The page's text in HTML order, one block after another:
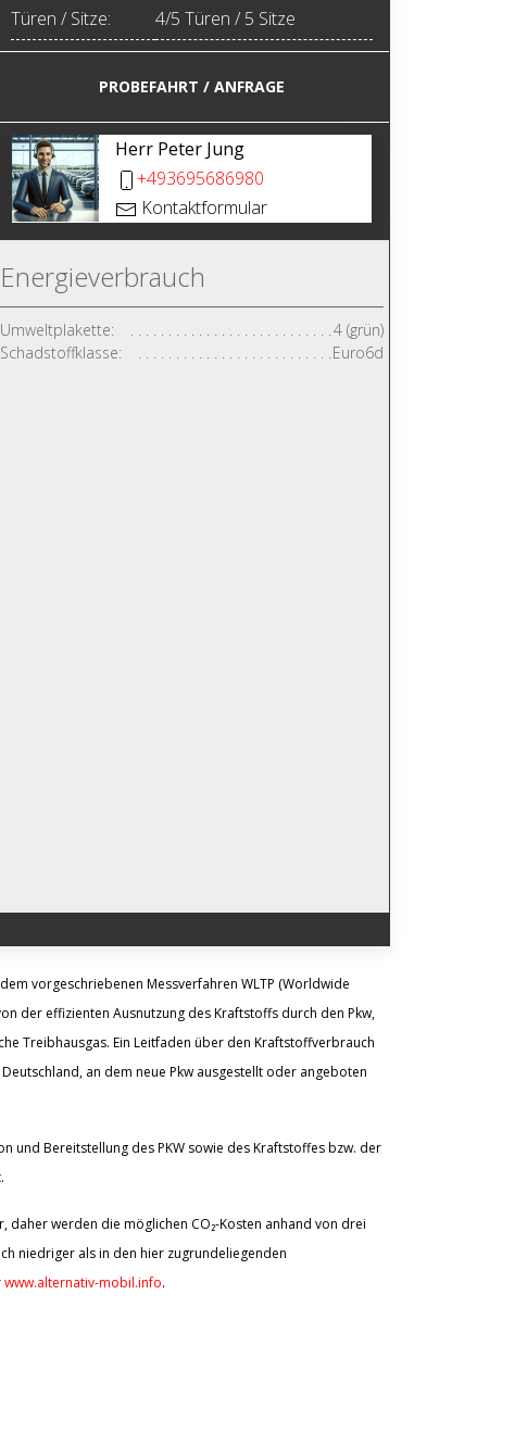
Türen / Sitze:
4/5 Türen / 5 Sitze
PROBEFAHRT / ANFRAGE
Herr Peter Jung
+493695686980
Kontaktformular
Energieverbrauch
Umweltplakette:
4 (grün)
Schadstoffklasse:
Euro6d
vorgeschriebenen Messverfahren WLTP (Worldwide
der effizienten Ausnutzung des Kraftstoffs durch den Pkw,
Treibhausgas. Ein Leitfaden über den Kraftstoffverbrauch
an dem neue Pkw ausgestellt oder angeboten
und Bereitstellung des PKW sowie des Kraftstoffes bzw. der
daher werden die möglichen CO₂-Kosten anhand von drei
niedriger als in den hier zugrundeliegenden
www.alternativ-mobil.info.